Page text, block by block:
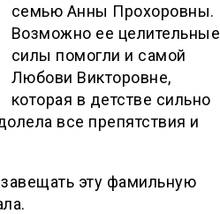
семью Анны Прохоровны.
Возможно ее целительные
силы помогли и самой
Любови Викторовне,
которая в детстве сильно
все препятствия и
эту фамильную